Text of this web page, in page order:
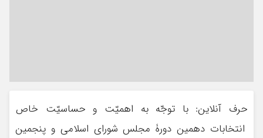
حرف آنلاین: با توجّه به اهمیّت و حساسیّت خاص
انتخابات دهمین دورۀ مجلس شورای اسلامی و پنجمین